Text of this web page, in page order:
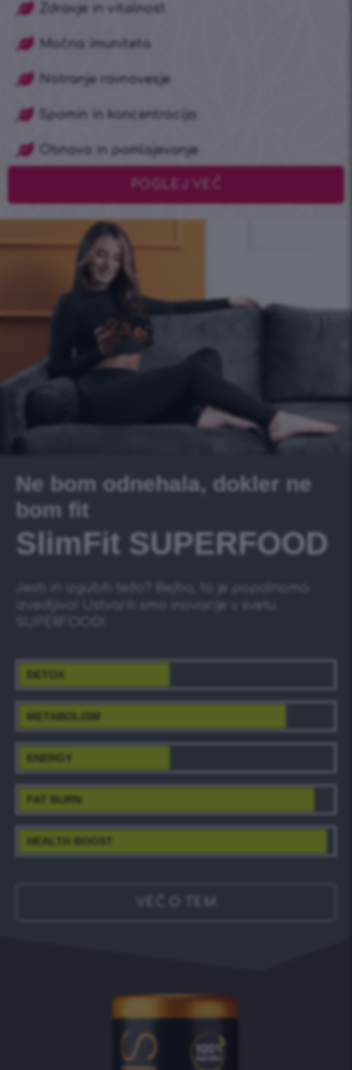
Zdravje in vitalnost
Močna imuniteta
Notranje ravnovesje
Spomin in koncentracija
Obnova in pomlajevanje
POGLEJ VEČ
SlimFit SUPERFOOD
Ne bom odnehala, dokler ne
bom fit
Jesti in izgubiti težo? Bejba, to je popolnoma
izvedljivo! Ustvarili smo inovacije v svetu
DETOX
METABOLISM
ENERGY
FAT BURN
HEALTH BOOST